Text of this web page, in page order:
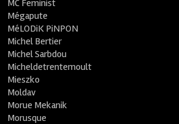
MC Feminist
Mégapute
MéLODiK PiNPON
Michel Bertier
Michel Sarbdou
Micheldetrentemoult
Mieszko
Moldav
Morue Mekanik
Morusque